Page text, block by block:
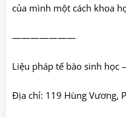
của mình một cách khoa
———————
Liệu pháp tế bào sinh học
Địa chỉ: 119 Hùng Vương,